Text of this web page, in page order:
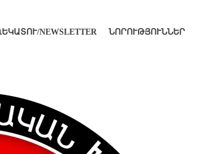
NEWSLETTER ՆՈՐՈՒԹՅՈՒՆՆԵՐ